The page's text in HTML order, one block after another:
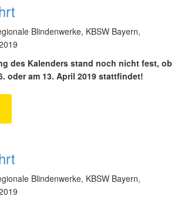
Blindenwerke, KBSW Bayern,
des Kalenders stand noch nicht fest, ob
oder am 13. April 2019 stattfindet!
Blindenwerke, KBSW Bayern,